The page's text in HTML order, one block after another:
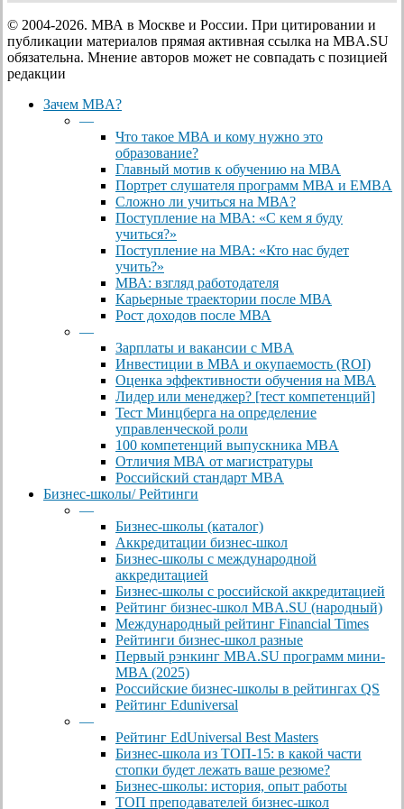
© 2004-2026. МВА в Москве и России. При цитировании и
публикации материалов прямая активная ссылка на MBA.SU
обязательна. Мнение авторов может не совпадать с позицией
редакции
Close
Зачем MBA?
—
Что такое МВА и кому нужно это
образование?
Главный мотив к обучению на МВА
Портрет слушателя программ МВА и EMBA
Сложно ли учиться на МВА?
Поступление на МВА: «С кем я буду
учиться?»
Поступление на МВА: «Кто нас будет
учить?»
МВА: взгляд работодателя
Карьерные траектории после МВА
Рост доходов после МВА
—
Зарплаты и вакансии с MBA
Инвестиции в МВА и окупаемость (ROI)
Оценка эффективности обучения на МВА
Лидер или менеджер? [тест компетенций]
Тест Минцберга на определение
управленческой роли
100 компетенций выпускника MBA
Отличия МВА от магистратуры
Российский стандарт MBA
Бизнес-школы/ Рейтинги
—
Бизнес-школы (каталог)
Аккредитации бизнес-школ
Бизнес-школы с международной
аккредитацией
Бизнес-школы с российской аккредитацией
Рейтинг бизнес-школ MBA.SU (народный)
Международный рейтинг Financial Times
Рейтинги бизнес-школ разные
Первый рэнкинг MBA.SU программ мини-
MBA (2025)
Российские бизнес-школы в рейтингах QS
Рейтинг Eduniversal
—
Рейтинг EdUniversal Best Masters
Бизнес-школа из ТОП-15: в какой части
стопки будет лежать ваше резюме?
Бизнес-школы: история, опыт работы
ТОП преподавателей бизнес-школ